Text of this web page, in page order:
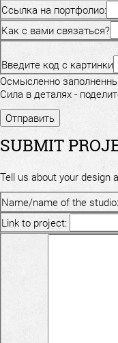
Ссылка на портфолио:
Как с вами связаться?
Введите код с картинки
Осмысленно
Сила в деталях -
SUBMIT
Tell us about your design
Name/name of the studio:
Link to project: